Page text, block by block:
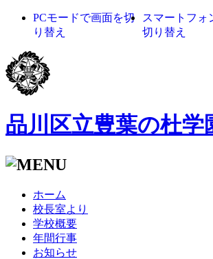
PCモードで画面を切
り替え
スマートフォ
切り替え
品川区立豊葉の杜学
ホーム
校長室より
学校概要
年間行事
お知らせ